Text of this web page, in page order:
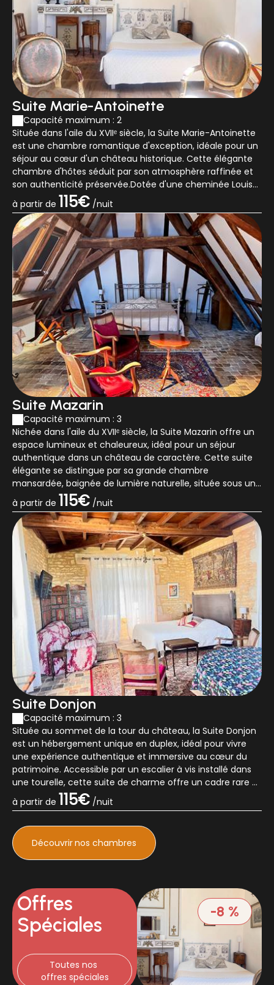
Suite Marie-Antoinette
Capacité maximum : 2
Située dans l'aile du XVIIᵉ siècle, la Suite Marie-Antoinette
est une chambre romantique d'exception, idéale pour un
séjour au cœur d'un château historique. Cette élégante
chambre d'hôtes séduit par son atmosphère raffinée et
son authenticité préservée.Dotée d'une cheminée Louis
XVI aux manteau et t...
à partir de 115€ /nuit
Suite Mazarin
Capacité maximum : 3
Nichée dans l'aile du XVIIᵉ siècle, la Suite Mazarin offre un
espace lumineux et chaleureux, idéal pour un séjour
authentique dans un château de caractère. Cette suite
élégante se distingue par sa grande chambre
mansardée, baignée de lumière naturelle, située sous une
splendide charpente en chêne qu...
à partir de 115€ /nuit
Suite Donjon
Capacité maximum : 3
Située au sommet de la tour du château, la Suite Donjon
est un hébergement unique en duplex, idéal pour vivre
une expérience authentique et immersive au cœur du
patrimoine. Accessible par un escalier à vis installé dans
une tourelle, cette suite de charme offre un cadre rare et
spectaculaire.À l'éta...
à partir de 115€ /nuit
Découvrirnos chambres
Offres
Spéciales
Toutes nos
offres spéciales
-8 %